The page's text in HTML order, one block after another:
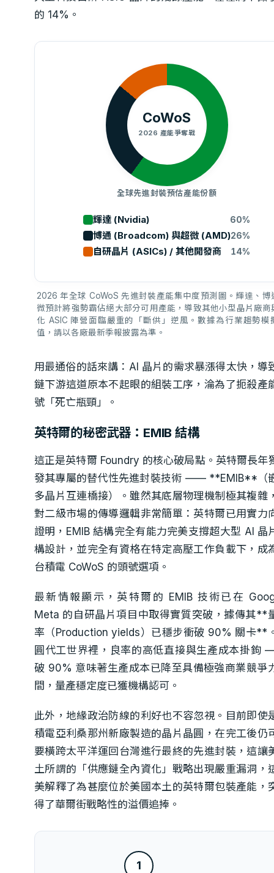
的 14%。
CoWoS
2026 產能爭奪戰
全球先進封裝預估產能份額
輝達 (Nvidia) 60%
博通 (Broadcom) 與超微 (AMD)26%
自研晶片 (ASICs) / 其他開發商 14%
2026 年全球 CoWoS 先進封裝產能集中度預測圖。輝達、博
微預計將強勢霸佔絕大部分可用產能，導致其他小型晶片廠商
化 ASIC 陣營面臨嚴重的「斷供」逆風。數據為行業趨勢模
值，請以各廠最新季報披露為準。
用最通俗的話來講：AI 晶片的需求暴漲得太快，導
鏈下游這道原本不起眼的組裝工序，淪為了扼殺產
號「死亡瓶頸」。
英特爾的秘密武器：EMIB 結構
這正是英特爾 Foundry 的核心破局點。英特爾長年
發其專屬的替代性先進封裝技術 —— **EMIB**（
多晶片互連橋接）。雖然其底層物理機制極其複雜
對二級市場的傳導邏輯非常簡單：英特爾已用實力
證明，EMIB 結構完全有能力完美支撐超大型 AI 晶
構設計，並完全有資格在特定高壓工作負載下，成
台積電 CoWoS 的頭號選項。
最新情報顯示，英特爾的 EMIB 技術已在
Meta 的自研晶片項目中取得實質突破，據傳其**
率（Production yields）已穩步衝破 90% 關卡**
圓代工世界裡，良率的高低直接與生產成本掛鉤
破 90% 意味著生產成本已降至具備極強商業競爭
間，量產穩定度已獲機構認可。
此外，地緣政治防線的利好也不容忽視。目前即使
積電亞利桑那州新廠製造的晶片晶圓，在完工後仍
要橫跨太平洋運回台灣進行最終的先進封裝，這讓
土所謂的「供應鏈全內資化」戰略出現嚴重漏洞，
美解釋了為甚麼位於美國本土的英特爾包裝產能，
得了華爾街戰略性的溢價追捧。
1